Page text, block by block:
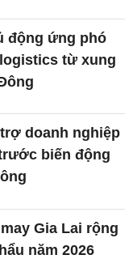
động ứng phó
từ xung
doanh nghiệp
biến động
Gia Lai rộng
năm 2026